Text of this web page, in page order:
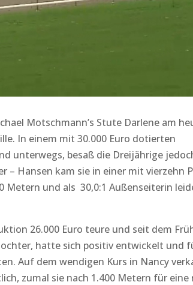
Motschmann’s Stute Darlene am
In einem mit 30.000 Euro dotierten
unterwegs, besaß die Dreijährige
– Hansen kam sie in einer mit vierzehn
und als 30,0:1 Außenseiterin
26.000 Euro teure und seit dem
hatte sich positiv entwickelt und
Auf dem wendigen Kurs in Nancy
zumal sie nach 1.400 Metern für eine